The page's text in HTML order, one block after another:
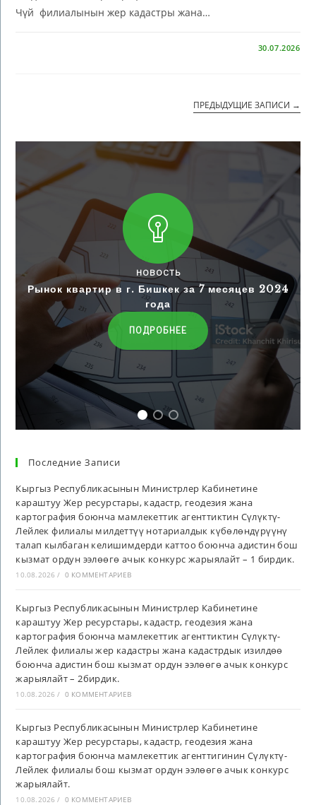
Чүй филиалынын жер кадастры жана…
30.07.2026
ПРЕДЫДУЩИЕ ЗАПИСИ →
НОВОСТЬ
Рынок квартир в г. Бишкек за 7 месяцев 2024
года
ПОДРОБНЕЕ
Последние Записи
Кыргыз Республикасынын Министрлер Кабинетине
караштуу Жер ресурстары, кадастр, геодезия жана
картография боюнча мамлекеттик агенттиктин Сүлүктү-
Лейлек филиалы милдеттүү нотариалдык күбөлөндүрүүнү
талап кылбаган келишимдерди каттоо боюнча адистин бош
кызмат ордун ээлөөгө ачык конкурс жарыялайт – 1 бирдик.
10.08.2026 / 0 КОММЕНТАРИЕВ
Кыргыз Республикасынын Министрлер Кабинетине
караштуу Жер ресурстары, кадастр, геодезия жана
картография боюнча мамлекеттик агенттиктин Сүлүктү-
Лейлек филиалы жер кадастры жана кадастрдык изилдөө
боюнча адистин бош кызмат ордун ээлөөгө ачык конкурс
жарыялайт – 2бирдик.
10.08.2026 / 0 КОММЕНТАРИЕВ
Кыргыз Республикасынын Министрлер Кабинетине
караштуу Жер ресурстары, кадастр, геодезия жана
картография боюнча мамлекеттик агенттигинин Сүлүктү-
Лейлек филиалы бош кызмат ордун ээлөөгө ачык конкурс
жарыялайт.
10.08.2026 / 0 КОММЕНТАРИЕВ